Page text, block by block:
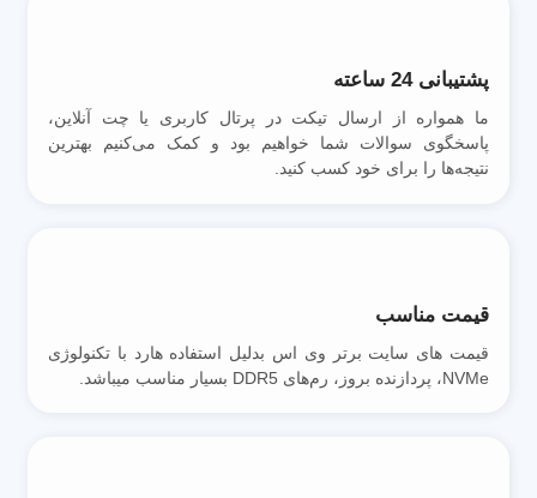
پشتیبانی 24 ساعته
ما همواره از ارسال تیکت در پرتال کاربری یا چت آنلاین،
پاسخگوی سوالات شما خواهیم بود و کمک می‌کنیم بهترین
نتیجه‌ها را برای خود کسب کنید.
قیمت مناسب
قیمت های سایت برتر وی اس بدلیل استفاده هارد با تکنولوژی
NVMe، پردازنده بروز، رم‌های DDR5 بسیار مناسب میباشد.